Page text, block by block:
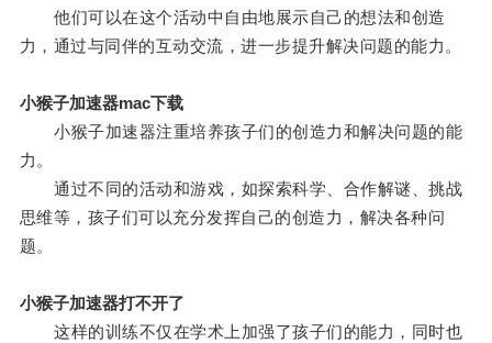
他们可以在这个活动中自由地展示自己的想法和创造
力，通过与同伴的互动交流，进一步提升解决问题的能力。
小猴子加速器mac下载
小猴子加速器注重培养孩子们的创造力和解决问题的能
力。
通过不同的活动和游戏，如探索科学、合作解谜、挑战
思维等，孩子们可以充分发挥自己的创造力，解决各种问
题。
小猴子加速器打不开了
这样的训练不仅在学术上加强了孩子们的能力，同时也